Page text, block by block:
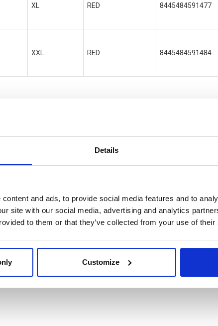
Details
and ads, to provide social media features and to
site with our social media, advertising and analytics
to them or that they’ve collected from your use of
Customize
XL RED 8445484591477
XXL RED 8445484591484
STRANGER
Ref: 2100006330